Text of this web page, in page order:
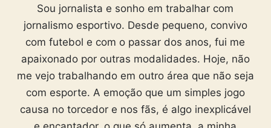
Sou jornalista e sonho em trabalhar com
jornalismo esportivo. Desde pequeno, convivo
com futebol e com o passar dos anos, fui me
apaixonado por outras modalidades. Hoje, não
me vejo trabalhando em outro área que não seja
com esporte. A emoção que um simples jogo
causa no torcedor e nos fãs, é algo inexplicável